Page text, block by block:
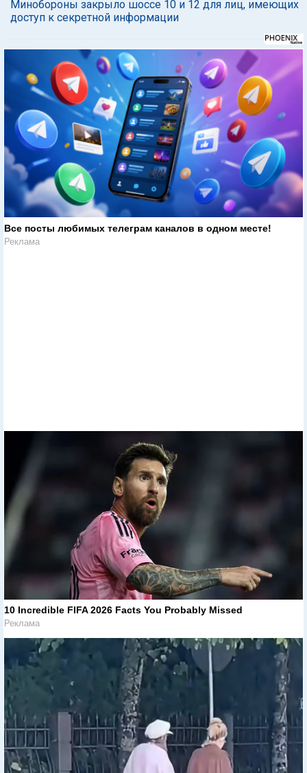
Минобороны закрыло шоссе 10 и 12 для лиц, имеющих
доступ к секретной информации
Все посты любимых телеграм каналов в одном месте!
Реклама
10 Incredible FIFA 2026 Facts You Probably Missed
Реклама